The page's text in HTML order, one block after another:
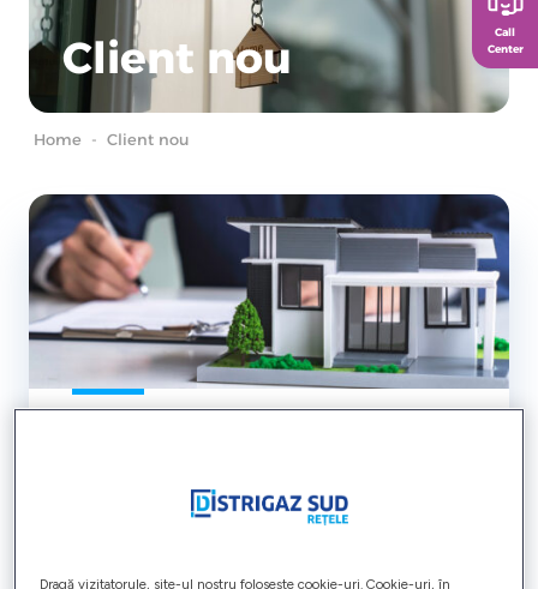
Client nou
Home - Client nou
Locuința ta încă nu este racordată la rețeaua de
gaze naturale, dar pe stradă există o conductă
să îi parcurgi pentru a beneficia de gaze naturale.
Call
Center
Dragă vizitatorule, site-ul nostru folosește cookie-uri. Cookie-uri, în